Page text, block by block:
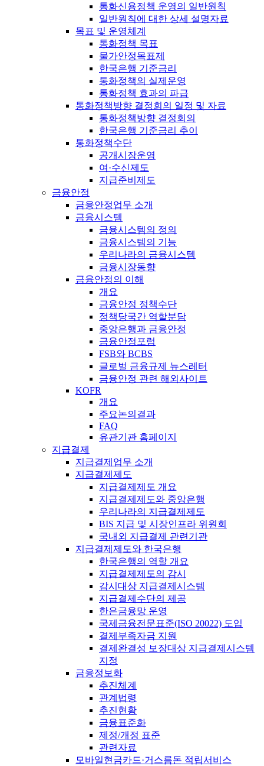
통화신용정책 운영의 일반원칙
일반원칙에 대한 상세 설명자료
목표 및 운영체계
통화정책 목표
물가안정목표제
한국은행 기준금리
통화정책의 실제운영
통화정책 효과의 파급
통화정책방향 결정회의 일정 및 자료
통화정책방향 결정회의
한국은행 기준금리 추이
통화정책수단
공개시장운영
여·수신제도
지급준비제도
금융안정
금융안정업무 소개
금융시스템
금융시스템의 정의
금융시스템의 기능
우리나라의 금융시스템
금융시장동향
금융안정의 이해
개요
금융안정 정책수단
정책당국간 역할분담
중앙은행과 금융안정
금융안정포럼
FSB와 BCBS
글로벌 금융규제 뉴스레터
금융안정 관련 해외사이트
KOFR
개요
주요논의결과
FAQ
유관기관 홈페이지
지급결제
지급결제업무 소개
지급결제제도
지급결제제도 개요
지급결제제도와 중앙은행
우리나라의 지급결제제도
BIS 지급 및 시장인프라 위원회
국내외 지급결제 관련기관
지급결제제도와 한국은행
한국은행의 역할 개요
지급결제제도의 감시
감시대상 지급결제시스템
지급결제수단의 제공
한은금융망 운영
국제금융전문표준(ISO 20022) 도입
결제부족자금 지원
결제완결성 보장대상 지급결제시스템
지정
금융정보화
추진체계
관계법령
추진현황
금융표준화
제정/개정 표준
관련자료
모바일현금카드·거스름돈 적립서비스